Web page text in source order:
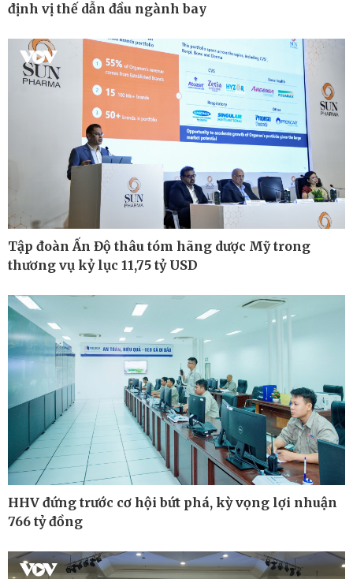
Pháp luật
Vụ án
Tư vấn luật
Thể thao
Pickleball
Bóng đá quốc tế
Bóng đá Việt Nam
Thế giới thể thao
Lịch thi đấu bóng đá
eSports
Hậu trường
định vị thế dẫn đầu ngành bay
Tập đoàn Ấn Độ thâu tóm hãng dược Mỹ trong
thương vụ kỷ lục 11,75 tỷ USD
HHV đứng trước cơ hội bứt phá, kỳ vọng lợi nhuận
766 tỷ đồng